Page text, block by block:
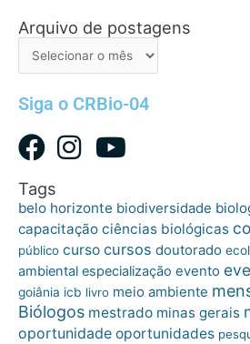
Arquivo de postagens
Arquivo
Siga o CRBio-04
Tags
belo horizonte biodiversidade
capacitação ciências biológicas
público curso cursos doutorado
ambiental especialização evento
goiânia icb livro meio ambiente
Biólogos mestrado minas gerais
oportunidade oportunidades